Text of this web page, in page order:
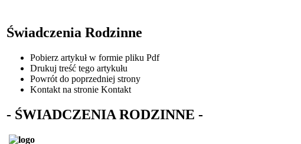
Świadczenia Rodzinne
Pobierz artykuł w formie pliku Pdf
Drukuj treść tego artykułu
Powrót do poprzedniej strony
Kontakt na stronie Kontakt
- ŚWIADCZENIA RODZINNE -